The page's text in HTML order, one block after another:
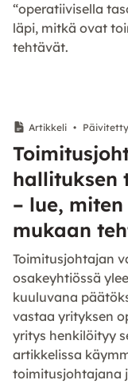
“operatiivisella
läpi, mitkä ovat
tehtävät.
Artikkeli •
hallituksen
– lue,
mukaan
Toimitusjohtajan
osakeyhtiössä
kuuluvana
vastaa yrityksen
yritys henkilöityy
artikkelissa
toimitusjohtajana